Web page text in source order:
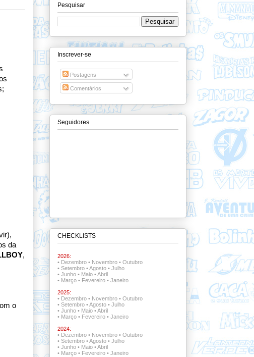
da
,
o
Pesquisar
Inscrever-se
Postagens
Comentários
Seguidores
CHECKLISTS
2026:
• Dezembro• Novembro• Outubro
• Setembro•Agosto• Julho
• Junho• Maio•Abril
• Março• Fevereiro• Janeiro
2025:
• Dezembro• Novembro• Outubro
• Setembro•Agosto• Julho
• Junho• Maio•Abril
• Março• Fevereiro• Janeiro
2024:
• Dezembro• Novembro• Outubro
• Setembro•Agosto• Julho
• Junho• Maio•Abril
• Março• Fevereiro• Janeiro